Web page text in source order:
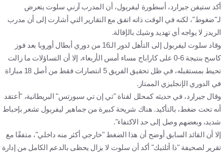
نيوكاسل يونايتد
الدوري الإنجليزي الممتاز
إنجلترا
أذربيجان
كرة قدم
أكد ستيفن جيرارد، أسطورة ليفربول، أن المدرب آرني سلوت يتعرض
لـ"ضغوط"، لكنه في الوقت ذاته اتفق مع التقارير التي أشارت إلى أن مدرب
الريدز لا يواجه أي تهديد وشيك بالإقالة.
وقاد سلوت ليفربول إلى التأهل لدور الـ16 من دوري أبطال أوروبا بعد فوز
كاسح بنتيجة 6-0 على كاراباج مساء أمس الأربعاء، إلا أن التساؤلات ما زالت
تحيط بمستقبله، في ظل تحقيق الفريق 5 انتصارات فقط من أصل 18 مباراة
في الدوري الإنجليزي الممتاز.
وقال جيرارد، في حديثه كمحلل لقناة "تي إن تي سبورتس" البريطانية، "أعتقد
أنه تحت ضغط، بالتأكيد. هناك شريحة كبيرة من جماهير ليفربول تشعر بإحباط
شديد، وبعضهم وصل إلى حد الاكتفاء".
إلا أن القائد السابق أوضح أن هذا الضغط "خارجي أكثر منه داخلي"، متفقًا مع
تقرير لصحيفة "ذا أثلتيك" أكد أن سلوت لا يزال يحظى بالدعم الكامل من إدارة